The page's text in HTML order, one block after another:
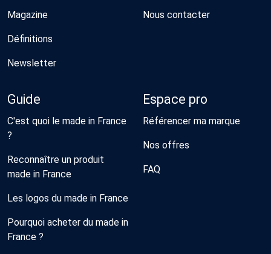
Magazine
Définitions
Newsletter
Nous contacter
Guide
C'est quoi le made in France
?
Reconnaître un produit
made in France
Les logos du made in France
Pourquoi acheter du made in
France ?
Espace pro
Référencer ma marque
Nos offres
FAQ